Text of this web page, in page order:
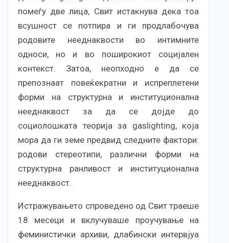
помеѓу две лица, Свит истакнува дека тоа
всушност се потпира и ги продлабочува
родовите нееднаквости во интимните
односи, но и во поширокиот социјален
контекст. Затоа, неопходно е да се
препознаат повеќекратни и испреплетени
форми на структурна и институционална
нееднаквост за да се дојде до
социолошката теорија за gaslighting, која
мора да ги земе предвид следните фактори:
родови стереотипи, различни форми на
структурна ранливост и институционална
нееднаквост.
Истражувањето спроведено од Свит траеше
18 месеци и вклучуваше проучување на
феминистички архиви, длабински интервјуа